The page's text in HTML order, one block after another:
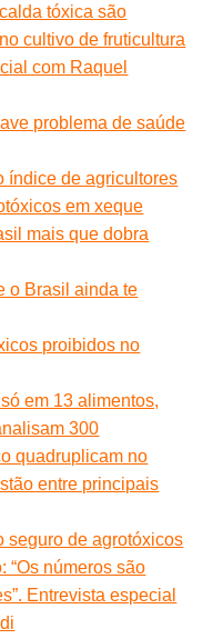
tóxica são
cultivo de fruticultura
com Raquel
problema de saúde
índice de agricultores
em xeque
mais que dobra
o Brasil ainda te
proibidos no
em 13 alimentos,
300
quadruplicam no
entre principais
seguro de agrotóxicos
“Os números são
Entrevista especial